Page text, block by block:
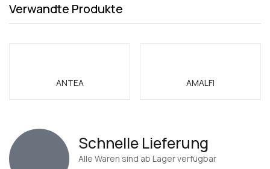
Verwandte Produkte
ANTEA AMALFI
Schnelle Lieferung
Alle Waren sind ab Lager verfügbar